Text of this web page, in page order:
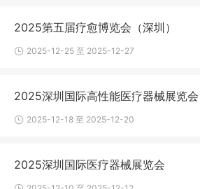
2025第五届疗愈博览会（深圳）
2025-12-25 至 2025-12-27
2025深圳国际高性能医疗器械展览会
2025-12-18 至 2025-12-20
2025深圳国际医疗器械展览会